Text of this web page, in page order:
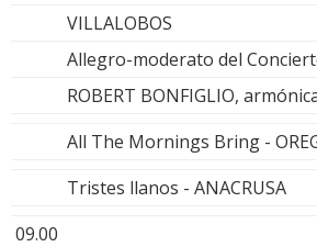
VILLALOBOS
Allegro-moderato del
ROBERT BONFIGLIO,
All The Mornings Bring -
Tristes llanos - ANACRUSA
09.00